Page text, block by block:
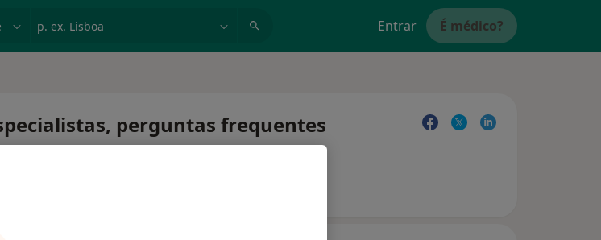
Entrar É médico?
perguntas frequentes